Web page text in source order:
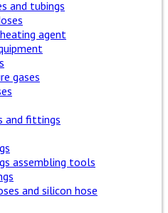
and tubings
agent
gases
and fittings
assembling tools
and silicon hose